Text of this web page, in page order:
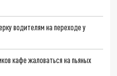
водителям на переходе у
кафе жаловаться на пьяных